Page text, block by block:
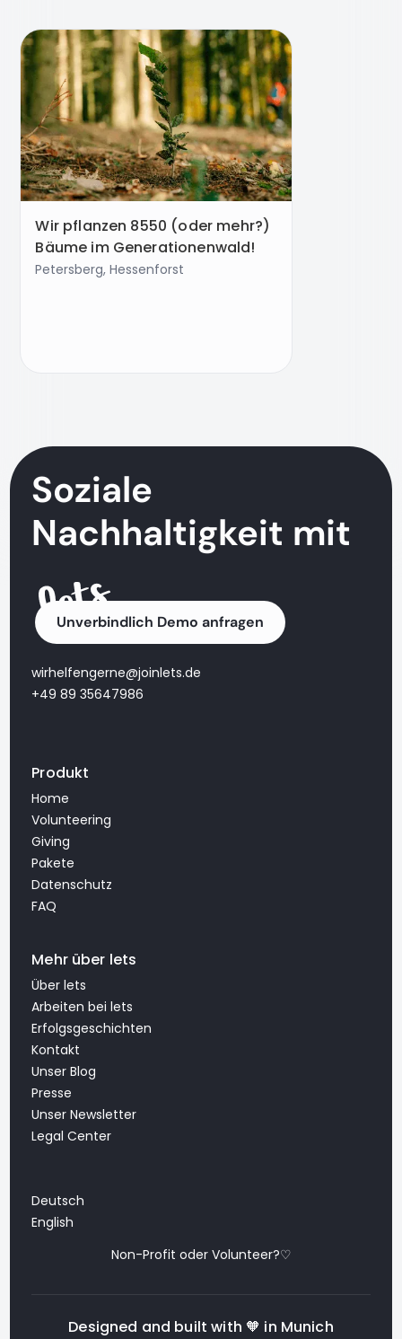
Wir pflanzen 8550 (oder mehr?)
Bäume im Generationenwald!
Petersberg, Hessenforst
Soziale
Nachhaltigkeit mit
Unverbindlich Demo anfragen
wirhelfengerne@joinlets.de
+49 89 35647986
Produkt
Home
Volunteering
Giving
Pakete
Datenschutz
FAQ
Mehr über lets
Über lets
Arbeiten bei lets
Erfolgsgeschichten
Kontakt
Unser Blog
Presse
Unser Newsletter
Legal Center
Deutsch
English
Non-Profit oder Volunteer?♡
Designed and built with 🧡 in Munich